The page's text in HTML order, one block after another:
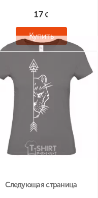
17
Купить
Следующая страница